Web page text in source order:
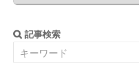
記事検索